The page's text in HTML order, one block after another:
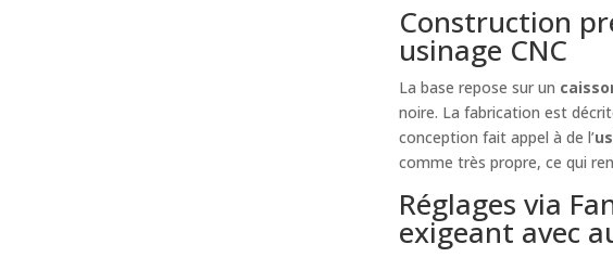
Construction
usinage CNC
La base repose sur un
noire. La fabrication est
conception fait appel à de l’
comme très propre, ce qui
Réglages via
exigeant avec